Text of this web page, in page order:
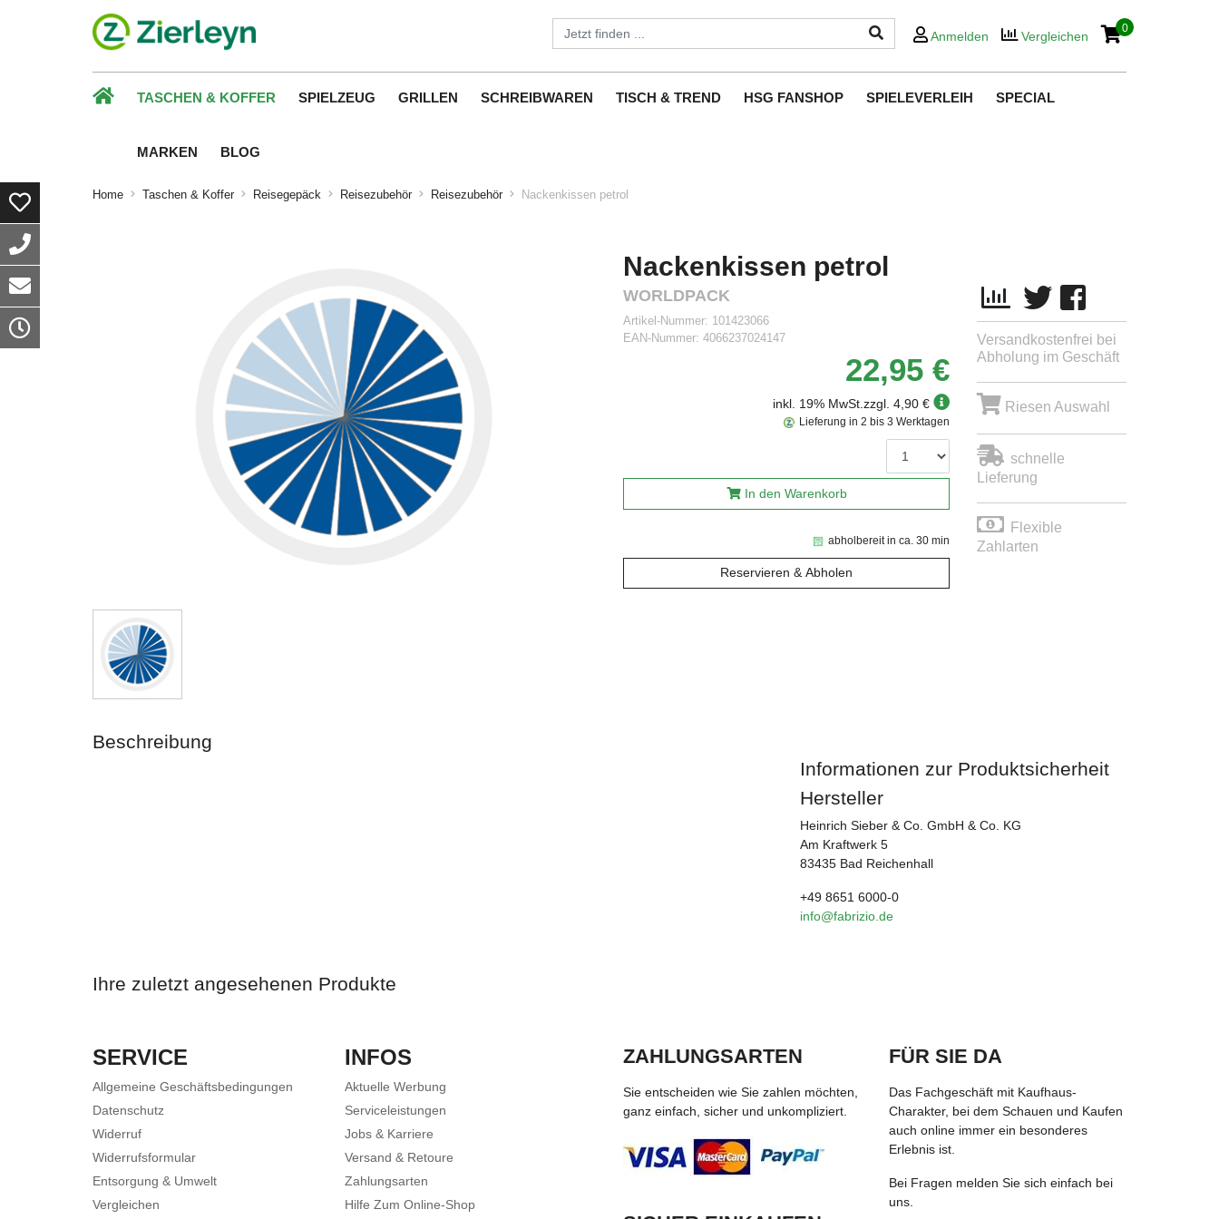
Anmelden Vergleichen
0
TASCHEN & KOFFER SPIELZEUG GRILLEN SCHREIBWAREN TISCH & TREND HSG FANSHOP SPIELEVERLEIH SPECIAL
MARKEN BLOG
Home Taschen & Koffer Reisegepäck Reisezubehör Reisezubehör Nackenkissen petrol
Nackenkissen petrol
WORLDPACK
Artikel-Nummer: 101423066
EAN-Nummer: 4066237024147
22,95 €
inkl. 19% MwSt. zzgl. 4,90 €
abholbereit in ca. 30 min
Reservieren & Abholen
Lieferung in 2 bis 3 Werktagen
In den Warenkorb
Versandkostenfrei bei
Abholung im Geschäft
Riesen Auswahl
schnelle
Lieferung
Flexible
Zahlarten
Beschreibung
Informationen zur Produktsicherheit
Hersteller
Heinrich Sieber & Co. GmbH & Co. KG
Am Kraftwerk 5
83435 Bad Reichenhall
+49 8651 6000-0
info@fabrizio.de
Ihre zuletzt angesehenen Produkte
SERVICE
Allgemeine Geschäftsbedingungen
Datenschutz
Widerruf
Widerrufsformular
Entsorgung & Umwelt
Vergleichen
INFOS
Aktuelle Werbung
Serviceleistungen
Jobs & Karriere
Versand & Retoure
Zahlungsarten
Hilfe Zum Online-Shop
ZAHLUNGSARTEN
Sie entscheiden wie Sie zahlen möchten,
ganz einfach, sicher und unkompliziert.
FÜR SIE DA
Das Fachgeschäft mit Kaufhaus-
Charakter, bei dem Schauen und Kaufen
auch online immer ein besonderes
Erlebnis ist.
Bei Fragen melden Sie sich einfach bei
uns.